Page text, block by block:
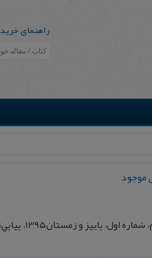
راهنمای خرید
موجود
پاييز و زمستان1395، پياپي19، صفحه 205-228